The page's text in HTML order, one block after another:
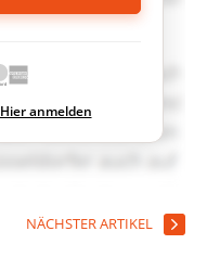
Hier anmelden
NÄCHSTER ARTIKEL